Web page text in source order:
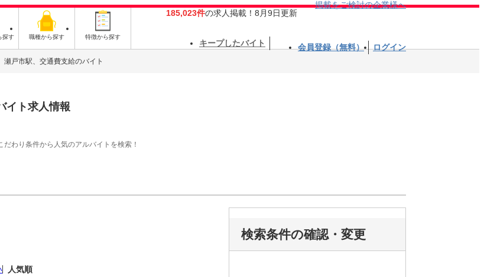
探す 職種から探す 特徴から探す
185,023件の求人掲載！8月9日更新
掲載をご検討の企業様へ
キープしたバイト 会員登録（無料） ログイン
瀬戸市駅、交通費支給のバイト
イト求人情報
わり条件から人気のアルバイトを検索！
人気順
検索条件の確認・変更